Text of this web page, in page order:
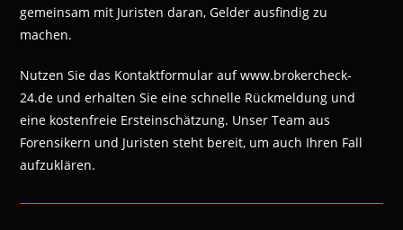
gemeinsam mit Juristen daran, Gelder ausfindig zu
machen.
Nutzen Sie das Kontaktformular auf www.brokercheck-
24.de und erhalten Sie eine schnelle Rückmeldung und
eine kostenfreie Ersteinschätzung. Unser Team aus
Forensikern und Juristen steht bereit, um auch Ihren Fall
aufzuklären.